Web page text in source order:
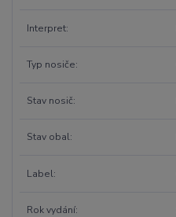
Interpret
Typ nosiče
Stav nosič
Stav obal
Label
Rok vydání